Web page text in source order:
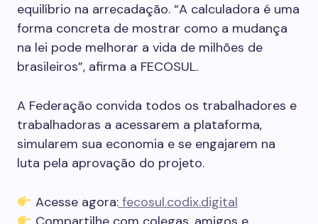
equilíbrio na arrecadação. “A calculadora é uma
forma concreta de mostrar como a mudança
na lei pode melhorar a vida de milhões de
brasileiros”, afirma a FECOSUL.
A Federação convida todos os trabalhadores e
trabalhadoras a acessarem a plataforma,
simularem sua economia e se engajarem na
luta pela aprovação do projeto.
Acesse agora:fecosul.codix.digital